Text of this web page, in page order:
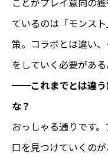
ているのは「モンス
策。コラボとは違い
をしていく必要がある
━━これまでとは違
な？
おっしゃる通りです
口を見つけていくの